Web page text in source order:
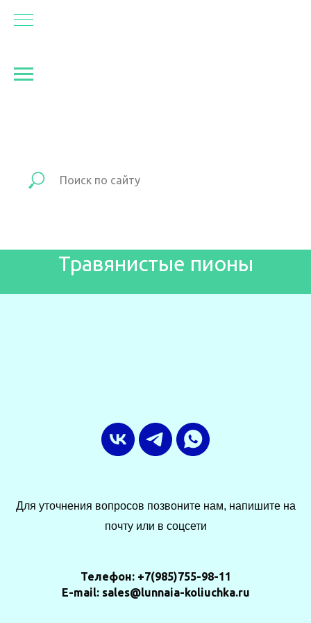
Травянистые пионы
Для уточнения вопросов позвоните нам, напишите на
почту или в соцсети
Телефон: +7(985)755-98-11
E-mail: sales@lunnaia-koliuchka.ru